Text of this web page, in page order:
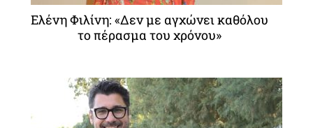
Ελένη Φιλίνη: «Δεν με αγχώνει καθόλου
το πέρασμα του χρόνου»